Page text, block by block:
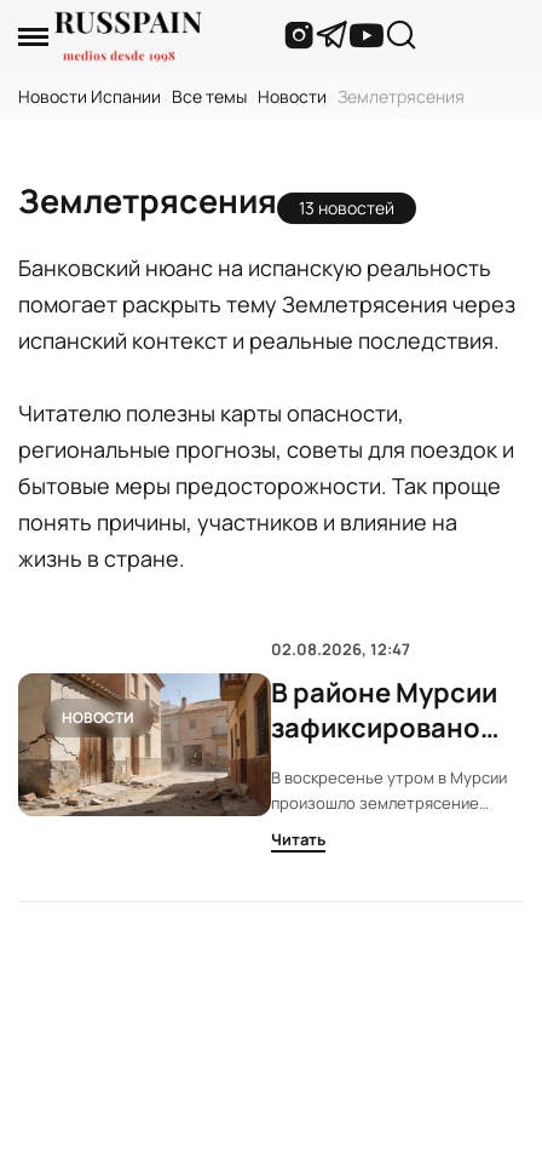
Новости Испании Все темы Новости Землетрясения
Землетрясения 13 новостей
Банковский нюанс на испанскую реальность
помогает раскрыть тему Землетрясения через
испанский контекст и реальные последствия.
Читателю полезны карты опасности,
региональные прогнозы, советы для поездок и
бытовые меры предосторожности. Так проще
понять причины, участников и влияние на
жизнь в стране.
НОВОСТИ
02.08.2026, 12:47
В районе Мурсии
зафиксировано
землетрясение
магнитудой 3,9
В воскресенье утром в Мурсии
произошло землетрясение
магнитудой 3,9. Эпицентр
находился вблизи Либрильи.
Читать